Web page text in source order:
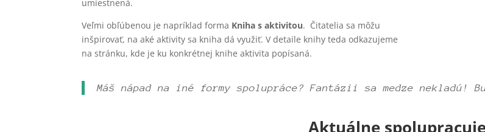
umiestnená.
Veľmi obľúbenou je napríklad forma Kniha s aktivitou. Čitatelia sa môžu
inšpirovať, na aké aktivity sa kniha dá využiť. V detaile knihy teda odkazujeme
na stránku, kde je ku konkrétnej knihe aktivita popísaná.
Máš nápad na iné formy spolupráce? Fantázii sa medze nekladú!
Aktuálne